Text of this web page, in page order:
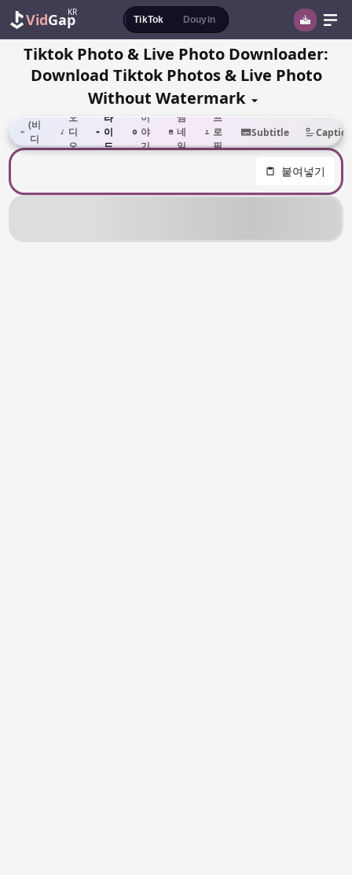
TikTok Douyin
VidGap
KR
Tiktok Photo & Live Photo Downloader:
Download Tiktok Photos & Live Photo
Without Watermark
(비
디
오)
오
디
오
슬
라
이
드
이
야
기
썸
네
일
프
로
필
Subtitle
붙여넣기